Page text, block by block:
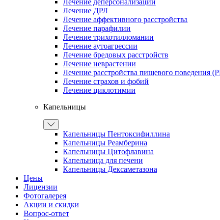
Лечение деперсонализации
Лечение ДРЛ
Лечение аффективного расстройства
Лечение парафилии
Лечение трихотилломании
Лечение аутоагрессии
Лечение бредовых расстройств
Лечение неврастении
Лечение расстройства пищевого поведения
Лечение страхов и фобий
Лечение циклотимии
Капельницы
Капельницы Пентоксифиллина
Капельницы Реамберина
Капельницы Цитофлавина
Капельница для печени
Капельницы Дексаметазона
Цены
Лицензии
Фотогалерея
Акции и скидки
Вопрос-ответ